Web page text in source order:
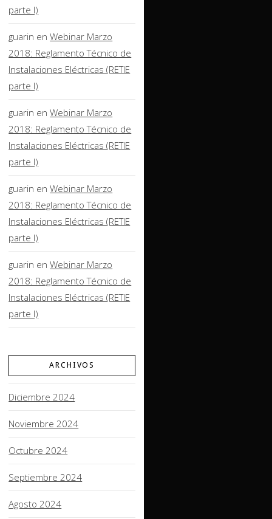
parte I)
guarin enWebinar Marzo
2018: Reglamento Técnico de
Instalaciones Eléctricas (RETIE
parte I)
guarin enWebinar Marzo
2018: Reglamento Técnico de
Instalaciones Eléctricas (RETIE
parte I)
guarin enWebinar Marzo
2018: Reglamento Técnico de
Instalaciones Eléctricas (RETIE
parte I)
guarin enWebinar Marzo
2018: Reglamento Técnico de
Instalaciones Eléctricas (RETIE
parte I)
ARCHIVOS
Diciembre 2024
Noviembre 2024
Octubre 2024
Septiembre 2024
Agosto 2024